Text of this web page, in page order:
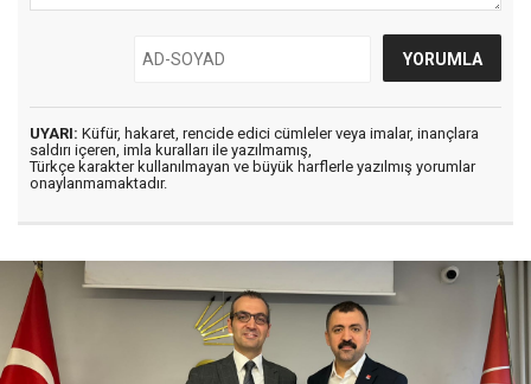
UYARI: Küfür, hakaret, rencide edici cümleler veya imalar, inançlara
saldırı içeren, imla kuralları ile yazılmamış,
Türkçe karakter kullanılmayan ve büyük harflerle yazılmış yorumlar
onaylanmamaktadır.